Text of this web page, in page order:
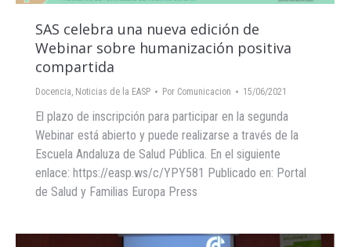
SAS celebra una nueva edición de
Webinar sobre humanización positiva
compartida
Docencia, Noticias de la EASP Por Comunicacion 15/06/2021
El plazo de inscripción para participar en la segunda
Webinar está abierto y puede realizarse a través de la
Escuela Andaluza de Salud Pública. En el siguiente
enlace: https://easp.ws/c/YPY581 Publicado en: Portal
de Salud y Familias Europa Press